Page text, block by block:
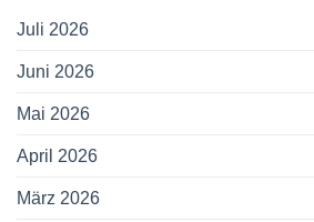
Juli 2026
Juni 2026
Mai 2026
April 2026
März 2026